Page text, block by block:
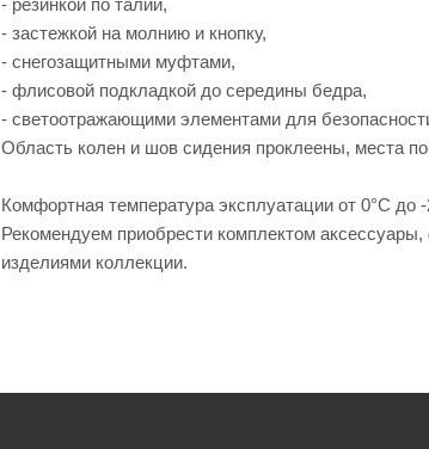
- застежкой на молнию и кнопку,
- снегозащитными муфтами,
- флисовой подкладкой до середины бедра,
- светоотражающими элементами для
Область колен и шов сидения проклеены, места
Комфортная температура эксплуатации от 0°С до
Рекомендуем приобрести комплектом
изделиями коллекции.